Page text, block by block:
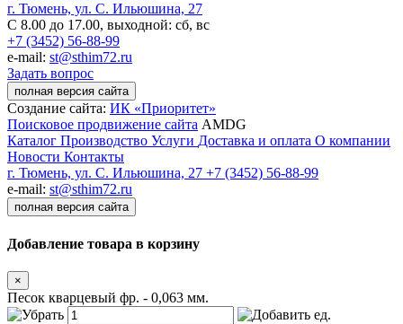
г. Тюмень, ул. С. Ильюшина, 27
С 8.00 до 17.00, выходной: сб, вс
+7 (3452) 56-88-99
e-mail: st@sthim72.ru
Задать вопрос
полная версия сайта
Создание сайта: ИК «Приоритет»
Поисковое продвижение сайта AMDG
Каталог Производство Услуги Доставка и оплата О компании
Новости Контакты
г. Тюмень, ул. С. Ильюшина, 27 +7 (3452) 56-88-99
e-mail: st@sthim72.ru
полная версия сайта
Добавление товара в корзину
×
Песок кварцевый фр. - 0,063 мм.
ед.